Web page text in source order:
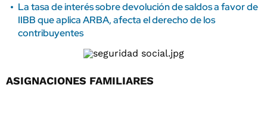
La tasa de interés sobre devolución de saldos a favor de
IIBB que aplica ARBA, afecta el derecho de los
contribuyentes
ASIGNACIONES FAMILIARES